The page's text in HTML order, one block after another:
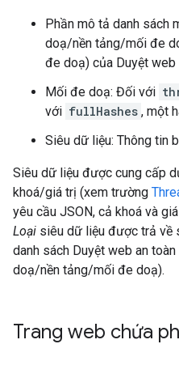
Phần mô tả danh sách
doạ/nền tảng/mối đe
đe doạ) của Duyệt web
Mối đe doạ: Đối với
với fullHashes , một
Siêu dữ liệu: Thông tin
Siêu dữ liệu được cung cấp
khoá/giá trị (xem trường
yêu cầu JSON, cả khoá và
Loại siêu dữ liệu được trả về
danh sách Duyệt web an
doạ/nền tảng/mối đe doạ).
Trang web chứa